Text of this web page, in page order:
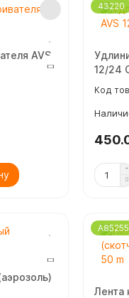
AVS
43220
12/24
Лента